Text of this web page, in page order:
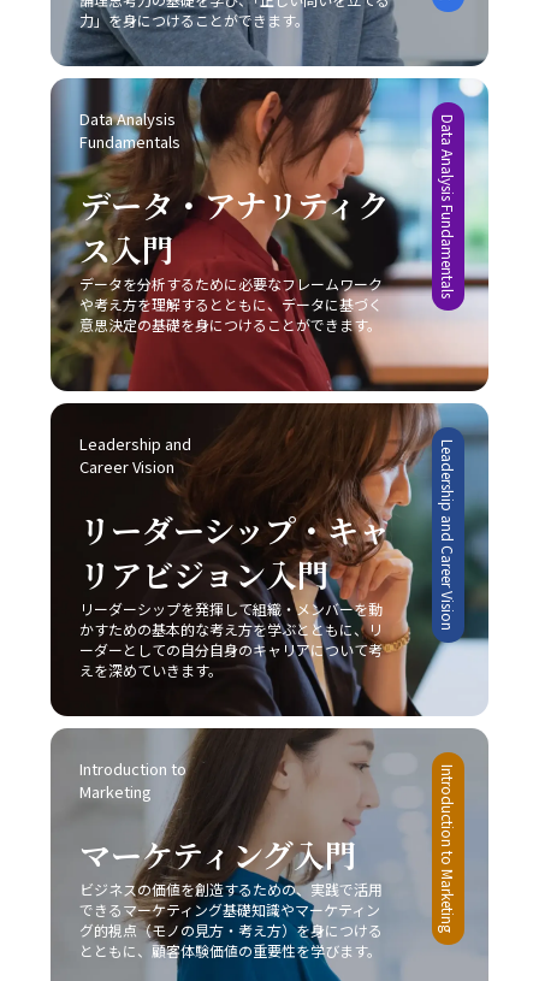
ながら「論理」と「感情」のバランスを追求することが、
信頼構築および成果創出への近道であると言えます。今後
も、技術の進化とグローバル化が進む中で、多様なコミュ
ニケーション手法を状況に応じて使い分けるセンスを養
い、柔軟な対応力を持つことが求められるでしょう。 最終
的に、「ビジネスにおけるコミュニケーション能力」にお
ける本質は、発信者が目的を明確にし、受信者がその意図
を正確に理解するという双方の協調です。これを実現する
ためには、日々の実務の中での振り返りと研鑽が不可欠で
あり、自らのコミュニケーションスタイルを磨き上げるこ
とが、結果として組織全体のパフォーマンス向上に繋がる
のです。自分自身の成長と共に、組織全体での良好な情報
共有が促進されることにより、ビジネスの現場における成
果が確実に向上するでしょう。
新たな需要を創造するケースなど、各企業は自社の特性に
応じた戦略を展開しています。このような事例からも、ど
の市場戦略を採るにしても、常に自社の強みと市場環境の
両面を的確に把握し、その上でレッドオーシャンの戦い方
を実践することが成功の鍵であることが明らかです。 実践
に向けた心構えと今後の展望 レッドオーシャンの戦い方を
実践するためには、単なる理論や事例の学習に留まらず、
実際のビジネス現場での迅速な対応と継続的な改善が求め
られます。まず、自社の強みや改善点を冷静に分析し、ど
の戦略が最も有効であるかを判断することが重要です。ま
た、顧客のニーズや市場動向の変化に敏感であること、そ
して柔軟な戦略の見直しが不可欠となります。市場は常に
変動し続けており、今日の成功が明日の成功を保証するも
のではないため、レッドオーシャンの戦い方においては常
に革新と挑戦の姿勢を維持しなければなりません。 今後、
AIやIoT、さらにはブロックチェーン技術など最先端技術の
進展が加速することで、ビジネス環境は一層複雑化すると
みられます。しかし、このような変動期においては、逆に
新たなビジネスモデルや市場ニーズが生まれるチャンスも
多く存在します。将来的には、従来のレッドオーシャンの
戦い方に加え、テクノロジーを駆使したデジタル戦略との
融合が、企業の競争力を左右する重要な要素となることは
間違いありません。そのため、今のうちから情報収集や市
場分析に注力し、柔軟かつ先見性のある戦略を構築するこ
とが求められます。 まとめ 本記事では、2025年という変
革の時代において、20代の若手ビジネスマンが直面する厳
しい市場環境の中で、「レッドオーシャンの戦い方」の重
要性とその具体的な戦略について解説してきました。レッ
ドオーシャンとは、既存市場における激しい競争環境を指
し、価格競争や限られた市場シェア、利益率の低下といっ
たリスクが伴います。このような中で成功するためには、
他社との差別化、コストリーダーシップ、ニッチ戦略など
自社の強みを最大限に活かすアプローチが不可欠です。ま
た、デジタル技術や最新の市場動向を取り入れることで、
従来の戦略だけでなく新たなビジネスモデルの構築が求め
られています。 今後のビジネスシーンは、一層熾烈な競争
と急速な市場変化が予想されるため、レッドオーシャン 戦
い方においても、常に柔軟な発想と先を見据えた戦略が必
要です。成功事例に見ると、スターバックス、コカ・コー
単に実行可能なタスクから取り掛かることにより、成功体
験を積み重ねる点も重要です。成功体験は自信を形成し、
やがて大きな課題に対しても積極的に取り組む原動力とな
ります。 さらに、やるべきタスクに専念できる環境を整え
ることも、先延ばし癖の改善に有効です。職場や自宅での
雑音や不要な割り込みを排除し、集中できる空間を確保す
る工夫は、業務効率の向上につながります。目標を細かく
設定し、進捗状況を明確に把握することで、自分自身の達
成度を視覚化し、モチベーションを維持することが可能で
す。また、締切を2段階で設定する方法も、タスクを段階
的に処理し、プロジェクト全体を効率的に管理するための
有効な手段と言えるでしょう。 完璧主義に陥らず、自分に
過度な厳しさを課さない点や、失敗を恐れずに挑戦する姿
勢を持つことも、先延ばし癖改善の鍵となります。たとえ
ば、多少のミスや失敗は成長過程の一部と捉え、次回への
学びとすることで、行動へのブレーキを緩めることができ
ます。さらに、周囲の信頼できる同僚や上司に適切に協力
を求めることで、タスクの分担や業務効率の向上にもつな
がり、結果として「後回し癖の改善」が促進されます。 総
じて、先延ばし癖の改善は単なる業務の効率化に留まら
ず、自己成長やキャリアアップ、そして精神的健康に直結
する課題です。20代の若手ビジネスマンは、日々の忙しさ
に追われる中で、この先延ばしという悪循環を断ち切り、
主体的かつ計画的な行動を身につけることが、将来的な成
功に不可欠であると言えるでしょう。一度自らの行動パタ
ーンを見直し、ここで紹介した8つの方法を実践すること
で、徐々に「後回し癖の改善」の効果を実感できるはずで
す。 最終的には、先延ばし癖を克服し、時間とエネルギー
を有効活用するための意識改革が求められます。焦らず、
一歩一歩着実に、自己改善のプロセスを進めることが重要
です。皆さんが今後、業務上の課題を迅速かつ効果的に解
決し、自己成長を加速させる一助となることを心より願っ
ています。この取り組みが、豊かなキャリア形成と充実し
た人生への道を切り開くための大きな一歩となるでしょ
う。
力」を身につけることができます。
Data Analysis
Fundamentals
データ・アナリティク
ス入門
データを分析するために必要なフレームワーク
や考え方を理解するとともに、データに基づく
意思決定の基礎を身につけることができます。
Data Analysis Fundamentals
Leadership and
Career Vision
リーダーシップ・キャ
リアビジョン入門
リーダーシップを発揮して組織・メンバーを動
かすための基本的な考え方を学ぶとともに、リ
ーダーとしての自分自身のキャリアについて考
えを深めていきます。
Leadership and Career Vision
Introduction to
Marketing
マーケティング入門
ビジネスの価値を創造するための、実践で活用
できるマーケティング基礎知識やマーケティン
グ的視点（モノの見方・考え方）を身につける
とともに、顧客体験価値の重要性を学びます。
Introduction to Marketing